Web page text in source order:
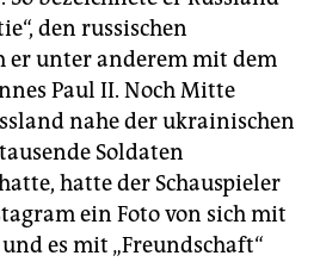
den russischen
er unter anderem mit dem
Paul II. Noch Mitte
nahe der ukrainischen
Soldaten
hatte der Schauspieler
ein Foto von sich mit
es mit „Freundschaft“